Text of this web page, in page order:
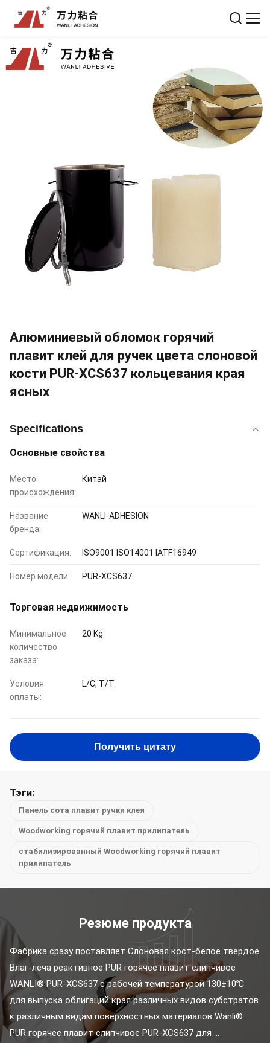
Алюминиевый обломок горячий
плавит клей для ручек цвета слоновой
кости PUR-XCS637 кольцевания края
ясных
Specifications
Основные свойства
Место
происхождения:
Китай
Название
бренда:
WANLI-ADHESION
Сертификация: ISO9001 ISO14001 IATF16949
Номер модели: PUR-XCS637
Торговая недвижимость
Минимальное
количество
заказа:
20 Kg
Условия
оплаты:
L/C, T/T
Получить цитату
Тэги:
Панель сота плавит ручки клея
Woodworking горячий плавит прилипатель
стабилизированный Woodworking горячий плавит
прилипатель
Резюме продукта
Фабрика сразу поставляет Слоновая кост-белое твердое
Влаг-леча реактивное PUR горячее плавит слипчивое
WANLI® PUR-XCS637 с рабочей температурой 130±10℃
для выпуска облигаций края различных видов субстратов
к различным видам поверхностных материалов Wanli®
PUR горячее плавит слипчивое PUR-XCS637 для ...